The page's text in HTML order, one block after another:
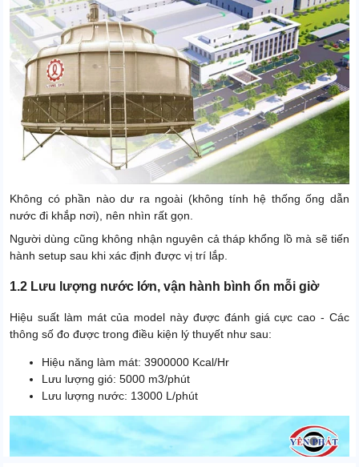
Không có phần nào dư ra ngoài (không tính hệ thống ống dẫn
nước đi khắp nơi), nên nhìn rất gọn.
Người dùng cũng không nhận nguyên cả tháp khổng lồ mà sẽ tiến
hành setup sau khi xác định được vị trí lắp.
1.2 Lưu lượng nước lớn, vận hành bình ổn mỗi giờ
Hiệu suất làm mát của model này được đánh giá cực cao - Các
thông số đo được trong điều kiện lý thuyết như sau:
Hiệu năng làm mát: 3900000 Kcal/Hr
Lưu lượng gió: 5000 m3/phút
Lưu lượng nước: 13000 L/phút